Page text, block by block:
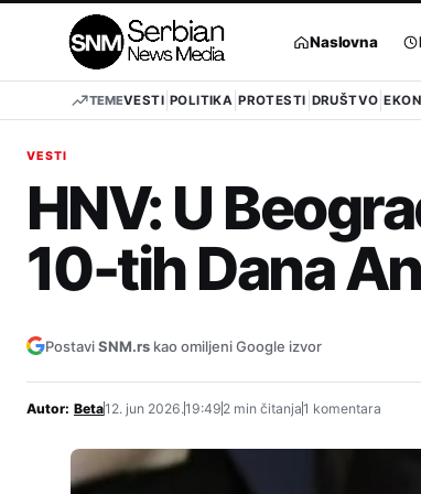
Naslovna
TEMEVESTI POLITIKA PROTESTI DRUŠTVO
VESTI
HNV: U
10-tih Dana
PostaviSNM.rs kao omiljeni Google izvor
Autor: Beta12. jun 2026.19:49 2 min čitanja1 komentara